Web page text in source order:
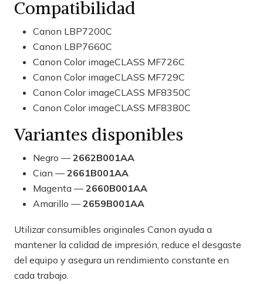
Compatibilidad
Canon LBP7200C
Canon LBP7660C
Canon Color imageCLASS MF726C
Canon Color imageCLASS MF729C
Canon Color imageCLASS MF8350C
Canon Color imageCLASS MF8380C
Variantes disponibles
Negro —2662B001AA
Cian —2661B001AA
Magenta —2660B001AA
Amarillo —2659B001AA
Utilizar consumibles originales Canon ayuda a
mantener la calidad de impresión, reduce el desgaste
del equipo y asegura un rendimiento constante en
cada trabajo.